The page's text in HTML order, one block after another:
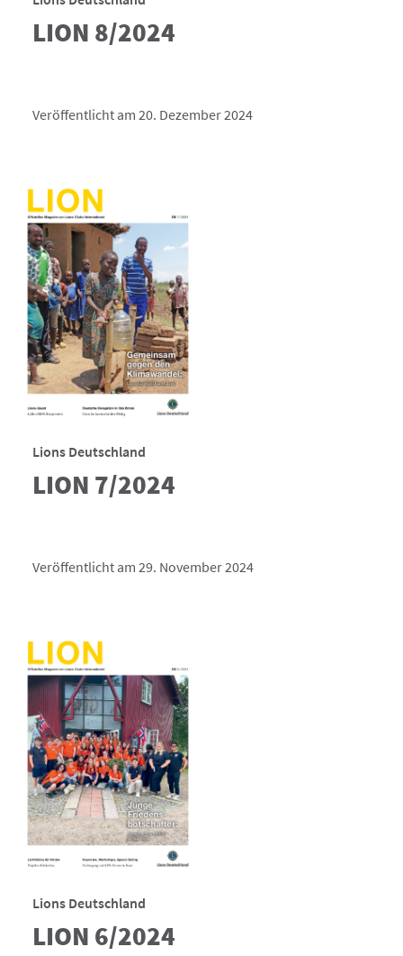
LION 8/2024
Veröffentlicht am 20. Dezember 2024
Lions Deutschland
LION 7/2024
Veröffentlicht am 29. November 2024
Lions Deutschland
LION 6/2024